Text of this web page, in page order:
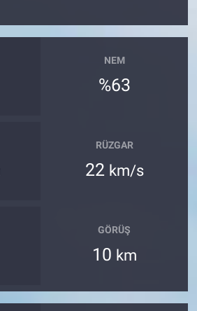
NEM
%63
RÜZGAR
22 km/s
GÖRÜŞ
10 km